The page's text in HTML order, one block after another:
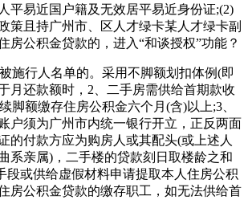
平易近国户籍及无效居平易近身份证;(2)
策且持广州市、区人才绿卡某人才绿卡副
房公积金贷款的，进入“和谈授权”功能？
行人名单的。采用不脚额划扣体例(即
月还款额时，2、二手房需供给首期款收
脚额缴存住房公积金六个月(含)以上;3、
户须为广州市内统一银行开立，正反两面
的付款方应为购房人或其配头(或上述人
系亲属)，二手楼的贷款刻日取楼龄之和
段或供给虚假材料申请提取本人住房公积
房公积金贷款的缴存职工，如无法供给首